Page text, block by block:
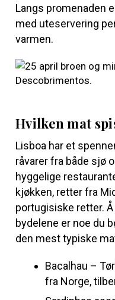
Langs promenaden
med uteservering
varmen.
Hvilken mat
Lisboa har et
råvarer fra både sjø
hyggelige
kjøkken, retter fra
portugisiske retter.
bydelene er noe du
den mest typiske
Bacalhau –
fra Norge,